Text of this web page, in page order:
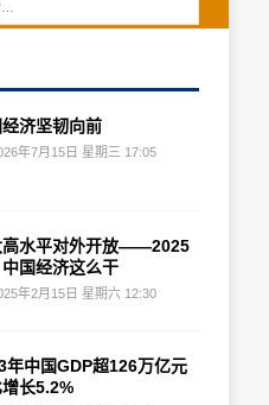
济坚韧向前
年7月15日 星期三 17:05
高水平对外开放——2025
国经济这么干
年2月15日 星期六 12:30
年中国GDP超126万亿元
增长5.2%